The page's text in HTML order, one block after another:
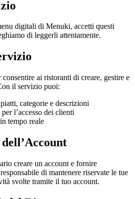
digitali di Menuki, accetti questi
di leggerli attentamente.
ai ristoranti di creare, gestire e
il servizio puoi:
categorie e descrizioni
l’accesso dei clienti
tempo reale
creare un account e fornire
di mantenere riservate le tue
svolte tramite il tuo account.